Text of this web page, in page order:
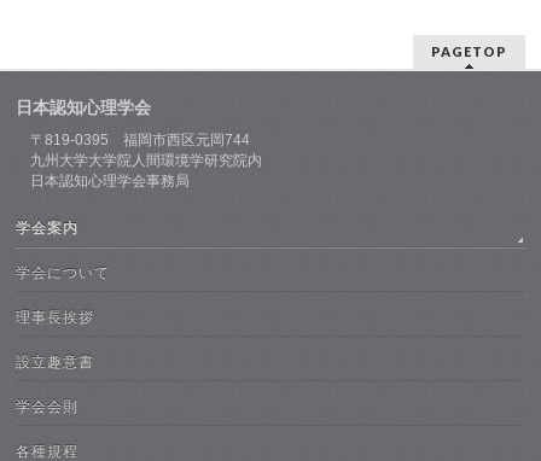
PAGETOP
日本認知心理学会
〒819-0395 福岡市西区元岡744
九州大学大学院人間環境学研究院内
日本認知心理学会事務局
学会案内
学会について
理事長挨拶
設立趣意書
学会会則
各種規程